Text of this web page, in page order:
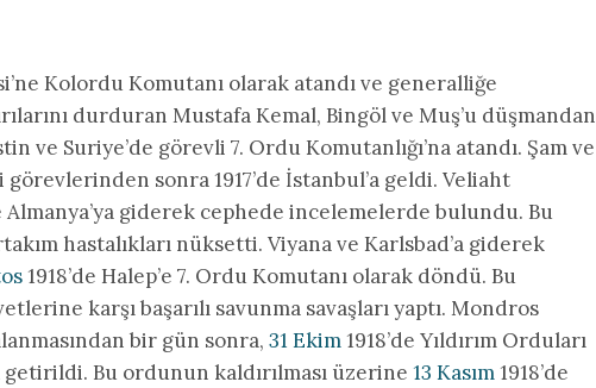
Kolordu Komutanı olarak atandı ve generalliğe
durduran Mustafa Kemal, Bingöl ve Muş’u düşmandan
ve Suriye’de görevli 7. Ordu Komutanlığı’na atandı. Şam ve
görevlerinden sonra 1917’de İstanbul’a geldi. Veliaht
giderek cephede incelemelerde bulundu. Bu
hastalıkları nüksetti. Viyana ve Karlsbad’a giderek
1918’de Halep’e 7. Ordu Komutanı olarak döndü. Bu
karşı başarılı savunma savaşları yaptı. Mondros
bir gün sonra, 31 Ekim1918’de Yıldırım Orduları
getirildi. Bu ordunun kaldırılması üzerine 13 Kasım1918’de